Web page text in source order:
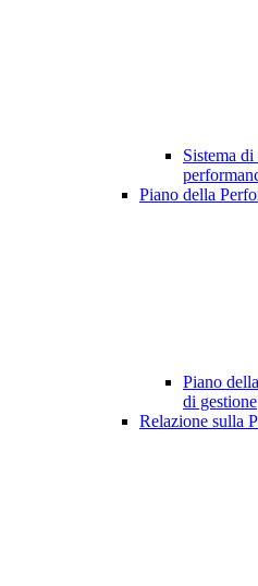
Sistema
Piano della
Piano
di gestione
Relazione sulla